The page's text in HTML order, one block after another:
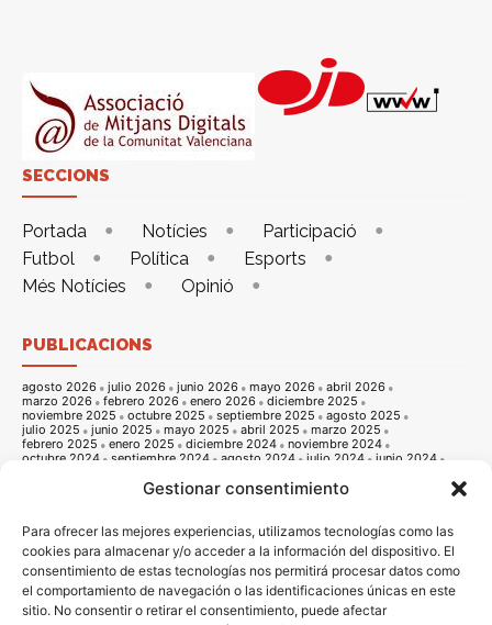
Gestionar consentimiento
Para ofrecer las mejores experiencias, utilizamos tecnologías como las
cookies para almacenar y/o acceder a la información del dispositivo. El
consentimiento de estas tecnologías nos permitirá procesar datos como
el comportamiento de navegación o las identificaciones únicas en este
sitio. No consentir o retirar el consentimiento, puede afectar
SECCIONS
Portada Notícies
Participació
Futbol
Política
Esports
Més Notícies
Opinió
PUBLICACIONS
agosto 2026 julio 2026 junio 2026 mayo 2026
abril 2026
marzo 2026
febrero 2026 enero 2026
diciembre 2025
noviembre 2025
octubre 2025 septiembre 2025
agosto 2025
julio 2025
junio 2025 mayo 2025 abril 2025
marzo 2025
febrero 2025
enero 2025 diciembre 2024
noviembre 2024
octubre 2024
septiembre 2024 agosto 2024 julio 2024
junio 2024
noviembre 2023 octubre 2023
septiembre 2023
julio 2023 junio 2023 mayo 2023
abril 2023
noviembre 2022
octubre 2022 septiembre 2022
agosto 2022
julio 2022
junio 2022 mayo 2022 abril 2022
marzo 2022
febrero 2022
enero 2022 diciembre 2021
noviembre 2021
octubre 2021
septiembre 2021 agosto 2021 julio 2021
junio 2021
mayo 2021
abril 2021 marzo 2021 febrero 2021
enero 2021
diciembre 2020
noviembre 2020 octubre 2020
septiembre 2020
agosto 2020
julio 2020 junio 2020 mayo 2020
abril 2020